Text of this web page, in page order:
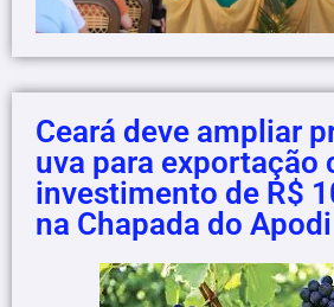
Ceará deve ampliar
uva para exportação
investimento de R$
na Chapada do Apodi